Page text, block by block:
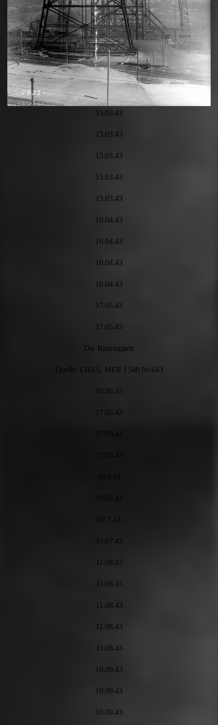
15.03.43
15.03.43
15.03.43
15.03.43
15.03.43
16.04.43
16.04.43
16.04.43
16.04.43
17.05.43
17.05.43
Die Bauetappen
Quelle: LHSA, MER I 540 Nr.643
10.06.43
17.05.43
03.7.43
03.07.43
11.08.43
11.08.43
11.08.43
11.08.43
11.08.43
10.09.43
10.09.43
10.09.43